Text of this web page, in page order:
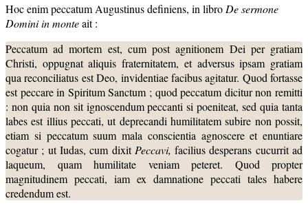
Hoc enim peccatum Augustinus definiens, in libro De sermone
Domini in monteait :
Peccatum ad mortem est, cum post agnitionem Dei per gratiam
Christi, oppugnat aliquis fraternitatem, et adversus ipsam gratiam
qua reconciliatus est Deo, invidentiae facibus agitatur. Quod fortasse
est peccare in Spiritum Sanctum ; quod peccatum dicitur non remitti
: non quia non sit ignoscendum peccanti si poeniteat, sed quia tanta
labes est illius peccati, ut deprecandi humilitatem subire non possit,
etiam si peccatum suum mala conscientia agnoscere et enuntiare
cogatur ; ut Iudas, cum dixit Peccavi, facilius desperans cucurrit ad
laqueum, quam humilitate veniam peteret. Quod propter
magnitudinem peccati, iam ex damnatione peccati tales habere
credendum est.